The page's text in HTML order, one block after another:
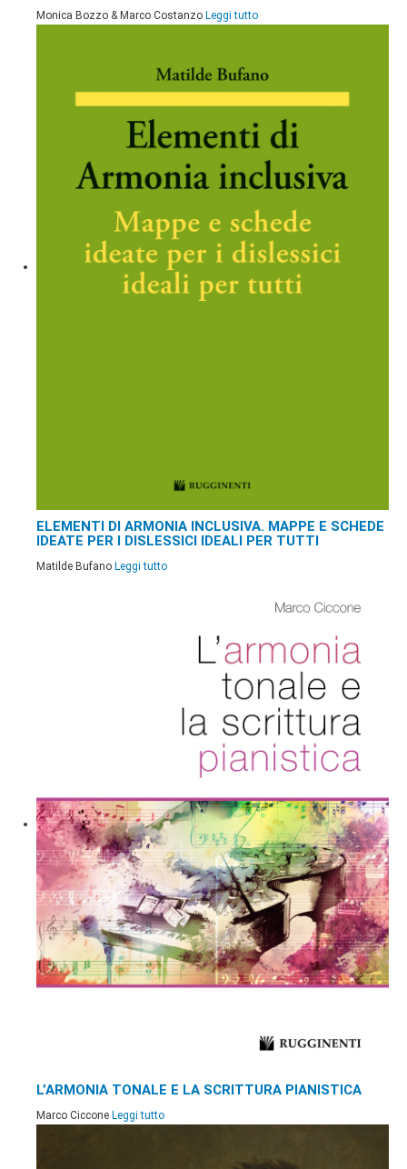
Monica Bozzo & Marco Costanzo Leggi tutto
ELEMENTI DI ARMONIA INCLUSIVA. MAPPE E SCHEDE
IDEATE PER I DISLESSICI IDEALI PER TUTTI
Matilde Bufano Leggi tutto
L’ARMONIA TONALE E LA SCRITTURA PIANISTICA
Marco Ciccone Leggi tutto